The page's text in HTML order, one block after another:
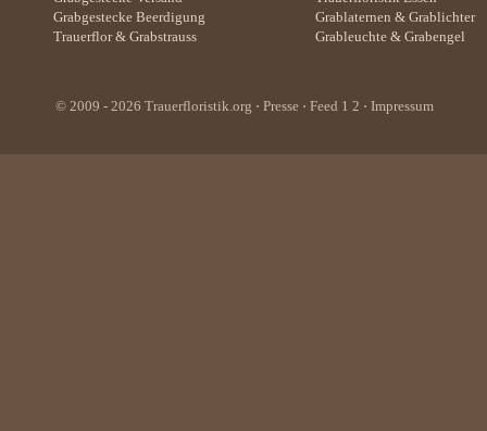
Grabgestecke Beerdigung
Trauerflor& Grabstrauss
Grablaternen & Grablichter
Grableuchte & Grabengel
© 2009 - 2026 Trauerfloristik.org ⋅ Presse ⋅ Feed 1 2 ⋅ Impressum